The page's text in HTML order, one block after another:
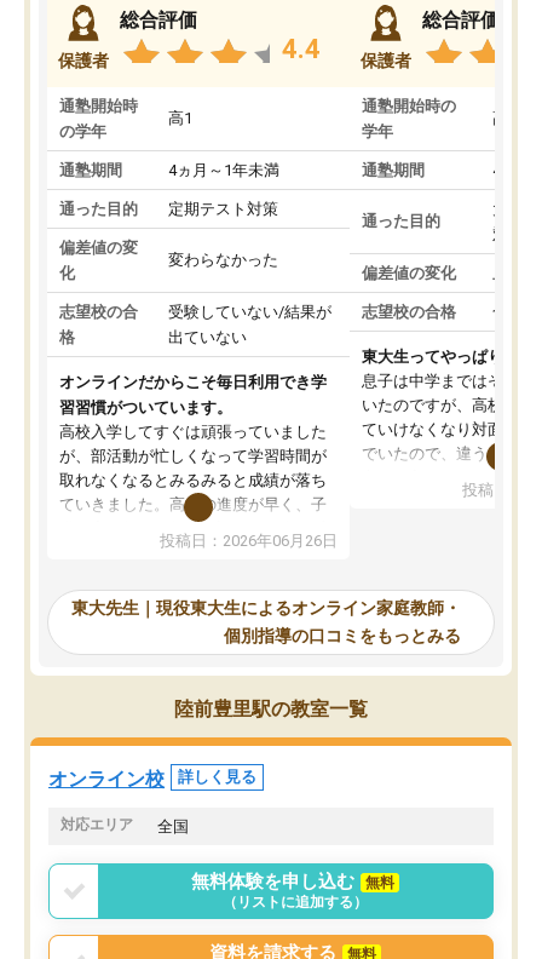
保護者
総合評価
4.4
通塾開始時
の学年
高1
通塾期間 4ヵ月～1年未満
通った目的 定期テスト対策
偏差値の変
化
変わらなかった
志望校の合
格
受験していない/結果が
出ていない
オンラインだからこそ毎日利用でき学
習習慣がついています。
高校入学してすぐは頑張っていました
が、部活動が忙しくなって学習時間が
取れなくなるとみるみると成績が落ち
ていきました。高校の進度が早く、子
供も家に帰って勉強の話すると嫌な反
応を示します。東大先生にお願いして
れるので、親としても安心です。毎日
使える自習室とかもあり、わからない
ところがあれば先生が回答してくれる
のも重宝しています。
投稿日：2026年06月26日
保護者
総合評価
通塾開始時の
学年
高3
通塾期間 4ヵ月
通った目的
大学
対策
偏差値の変化
志望校の合格 合格
東大生ってやっぱりすご
息子は中学まではそこそ
いたのですが、高校に入
ていけなくなり対面の塾
でいたので、違うアプロ
で、当初は模試でD判定
自習室が毎日使えていつ
るのが心強かったよう
謝です。
投稿日：
東大先生｜現役東大生によるオンライン家庭教師・
個別指導の口コミをもっとみる
陸前豊里駅の教室一覧
オンライン校 詳しく見る
対応エリア 全国
無料体験を申し込む
無料
（リストに追加する）
資料を請求する 無料